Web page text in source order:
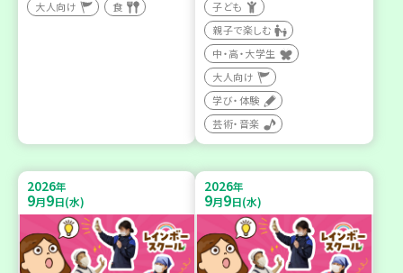
大人向け 食
子ども
親子で楽しむ
中・高・大学生
大人向け
学び・体験
芸術・音楽
2026年
9月9日(水)
2026年
9月9日(水)